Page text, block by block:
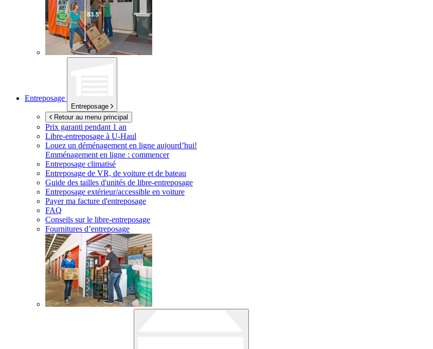
Entreposage
Entreposage
Retour au menu principal
Prix garanti pendant 1 an
Libre-entreposage à U-Haul
Louez un déménagement en ligne aujourd’hui!
Emménagement en ligne : commencer
Entreposage climatisé
Entreposage de VR, de voiture et de bateau
Guide des tailles d'unités de libre-entreposage
Entreposage extérieur/accessible en voiture
Payer ma facture d'entreposage
FAQ
Conseils sur le libre-entreposage
Fournitures d’entreposage